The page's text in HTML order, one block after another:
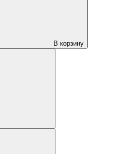
В корзину